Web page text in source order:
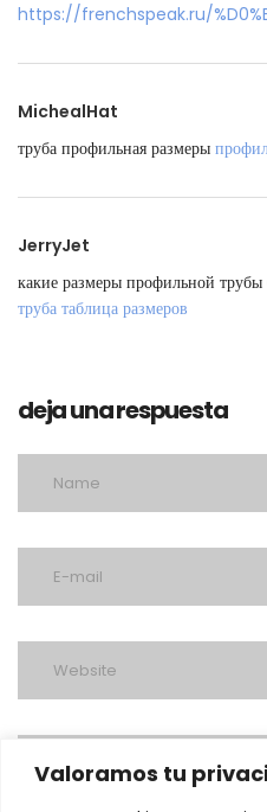
Valoramos tu
https://frenchspeak.ru/
MichealHat
труба профильная размеры
JerryJet
какие размеры профильной
труба таблица размеров
deja una respuesta